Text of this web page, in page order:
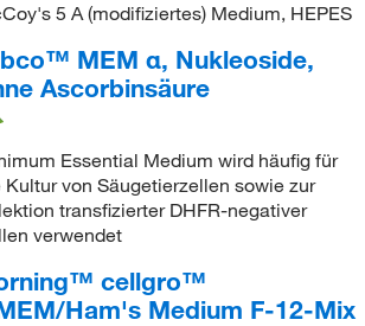
5 A (modifiziertes) Medium, HEPES
MEM α, Nukleoside,
Ascorbinsäure
Essential Medium wird häufig für
Kultur von Säugetierzellen sowie zur
transfizierter DHFR-negativer
verwendet
cellgro™
Ham's Medium F-12-Mix